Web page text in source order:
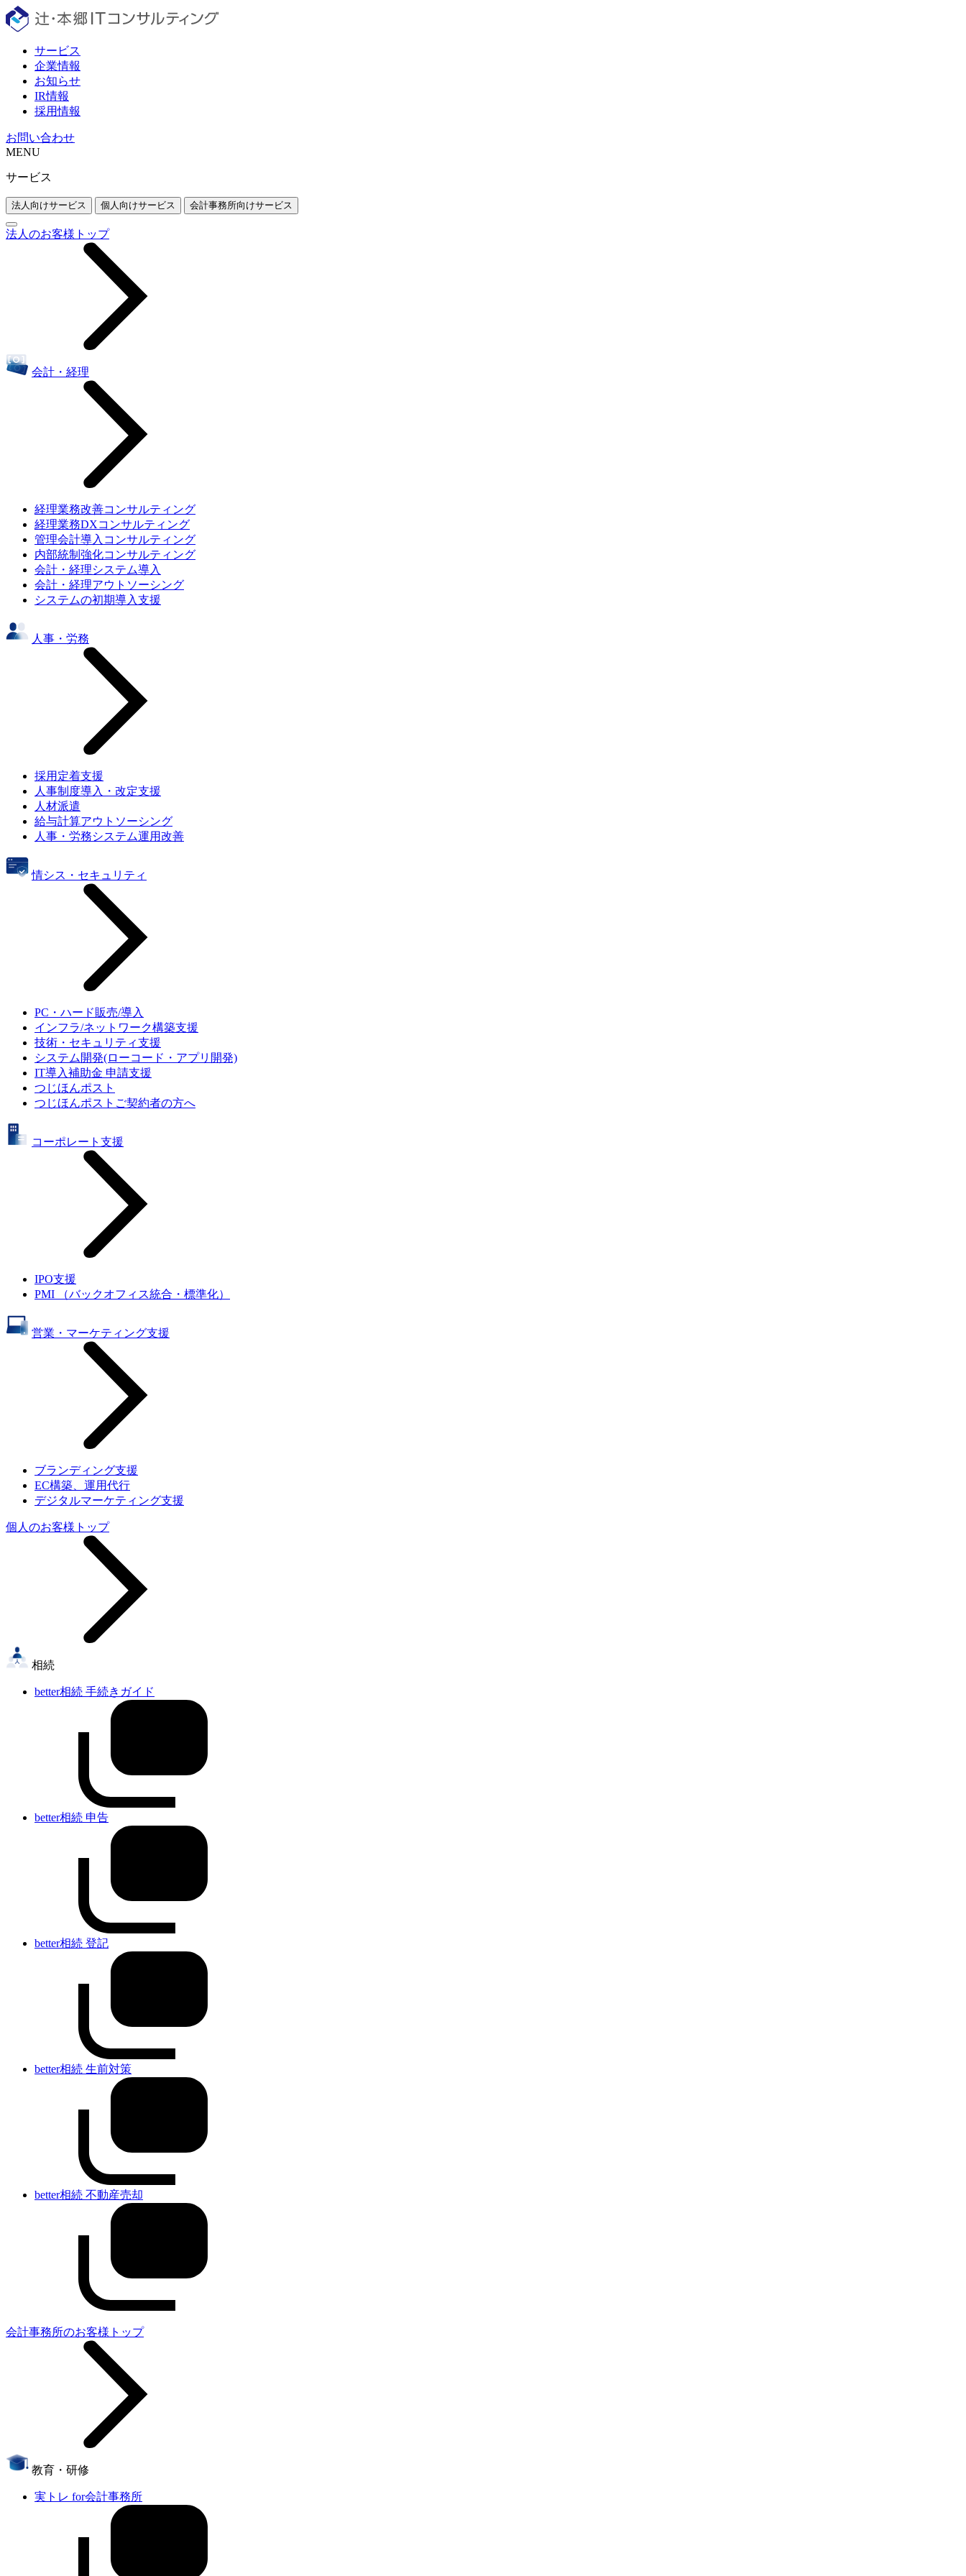
サービス
企業情報
お知らせ
IR情報
採用情報
お問い合わせ
MENU
サービス
法人向けサービス 個人向けサービス 会計事務所向けサービス
法人のお客様トップ
会計・経理
経理業務改善コンサルティング
経理業務DXコンサルティング
管理会計導入コンサルティング
内部統制強化コンサルティング
会計・経理システム導入
会計・経理アウトソーシング
システムの初期導入支援
人事・労務
採用定着支援
人事制度導入・改定支援
人材派遣
給与計算アウトソーシング
人事・労務システム運用改善
情シス・セキュリティ
PC・ハード販売/導入
インフラ/ネットワーク構築支援
技術・セキュリティ支援
システム開発(ローコード・アプリ開発)
IT導入補助金 申請支援
つじほんポスト
つじほんポストご契約者の方へ
コーポレート支援
IPO支援
PMI （バックオフィス統合・標準化）
営業・マーケティング支援
ブランディング支援
EC構築、運用代行
デジタルマーケティング支援
個人のお客様トップ
相続
better相続 手続きガイド
better相続 申告
better相続 登記
better相続 生前対策
better相続 不動産売却
会計事務所のお客様トップ
教育・研修
実トレ for会計事務所